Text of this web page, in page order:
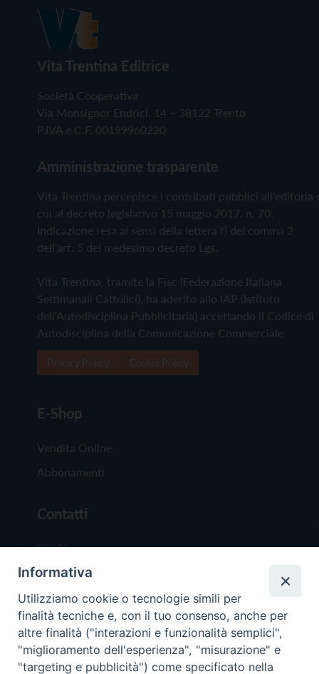
Vita Trentina Editrice
Società Cooperativa
Via Monsignor Endrici, 14 – 38122 Trento
P.IVA e C.F. 00199960220
Amministrazione trasparente
Vita Trentina percepisce i contributi pubblici all'editoria
cui al decreto legislativo 15 maggio 2017, n. 70.
Indicazione resa ai sensi della lettera f) del comma 2
dell'art. 5 del medesimo decreto Lgs.
Vita Trentina, tramite la Fisc (Federazione Italiana
Settimanali Cattolici), ha aderito allo IAP (Istituto
dell'Autodisciplina Pubblicitaria) accettando il Codice di
Autodisciplina della Comunicazione Commerciale
E-Shop
Vendita Online
Abbonamenti
Contatti
Chi Siamo
Redazione
Scrivici
Informativa
Utilizziamo cookie o tecnologie simili per
finalità tecniche e, con il tuo consenso, anche per
altre finalità ("interazioni e funzionalità semplici",
"miglioramento dell'esperienza", "misurazione" e
"targeting e pubblicità") come specificato nella